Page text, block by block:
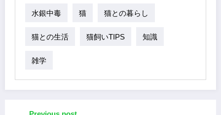
水銀中毒 猫 猫との暮らし
猫との生活 猫飼いTIPS 知識
雑学